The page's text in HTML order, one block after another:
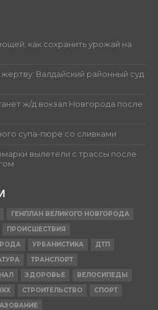
как сохранить урожай на
Валдайский районный суд
ж/д вокзал Новгорода после
супа-пюре со сливками
вылетели с трассы после
ГЕНПЛАН ВЕЛИКОГО НОВГОРОДА
ПРОИСШЕСТВИЯ
УРБАНИСТИКА
ДТП
ТРАНСПОРТ
ЗДОРОВЬЕ
ВЕЛОСИПЕДЫ
СТРОИТЕЛЬСТВО
СПОРТ